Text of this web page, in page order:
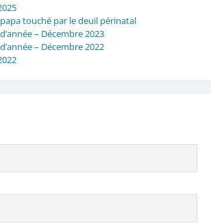
touché par le deuil périnatal
– Décembre 2023
– Décembre 2022